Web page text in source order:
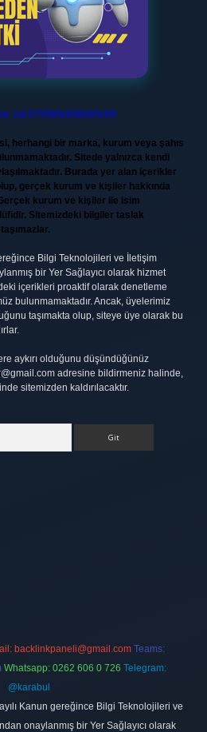
herhangi bir marka, kurum veya şahıs
Sitede yalnızca kendi
Burada yer alan içerikler
gerçek kurum ve kişiler hakkında
kurum ve kişiler ile isim
Sitemizdeki bilgiler taslak
Bilgi Teknolojileri ve İletişim
bir Yer Sağlayıcı olarak hizmet
içerikleri proaktif olarak denetleme
bulunmamaktadır. Ancak, üyelerimiz
taşımakta olup, siteye üye olarak bu
aykırı olduğunu düşündüğünüz
adresine bildirmeniz halinde,
sitemizden kaldırılacaktır.
backlinkpaneli@gmail.com Teams:
Whatsapp: 0262 606 0 726 Telegram:
@karabul
Kanun gereğince Bilgi Teknolojileri ve
onaylanmış bir Yer Sağlayıcı olarak